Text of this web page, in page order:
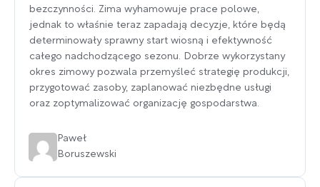
bezczynności. Zima wyhamowuje prace polowe,
jednak to właśnie teraz zapadają decyzje, które będą
determinowały sprawny start wiosną i efektywność
całego nadchodzącego sezonu. Dobrze wykorzystany
okres zimowy pozwala przemyśleć strategię produkcji,
przygotować zasoby, zaplanować niezbędne usługi
oraz zoptymalizować organizację gospodarstwa.
Paweł
Boruszewski